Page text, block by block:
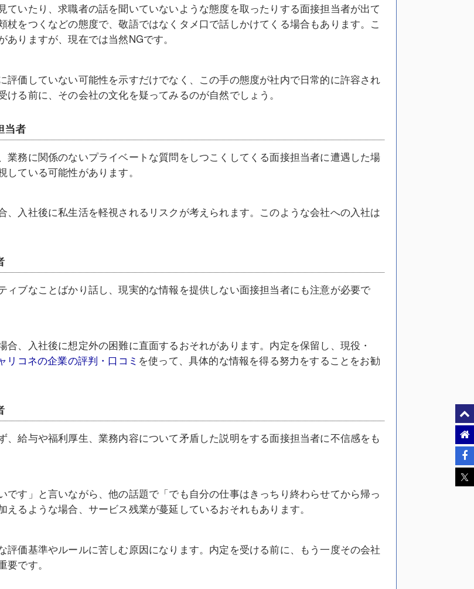
ていたり、求職者の話を聞いていないような態度を取ったりする面接担当者が出て
杖をつくなどの態度で、敬語ではなくタメ口で話しかけてくる場合もあります。こ
りますが、現在では当然NGです。
評価していない可能性を示すだけでなく、この手の態度が社内で日常的に許容され
る前に、その会社の文化を疑ってみるのが自然でしょう。
当者
業務に関係のないプライベートな質問をしつこくしてくる面接担当者に遭遇した場
ている可能性があります。
、入社後に私生活を軽視されるリスクが考えられます。このような会社への入社は
ィブなことばかり話し、現実的な情報を提供しない面接担当者にも注意が必要で
合、入社後に想定外の困難に直面するおそれがあります。内定を保留し、現役・
リコネの企業の評判・口コミ を使って、具体的な情報を得る努力をすることをお勧
、給与や福利厚生、業務内容について矛盾した説明をする面接担当者に不信感をも
です」と言いながら、他の話題で「でも自分の仕事はきっちり終わらせてから帰っ
るような場合、サービス残業が蔓延しているおそれもあります。
評価基準やルールに苦しむ原因になります。内定を受ける前に、もう一度その会社
です。